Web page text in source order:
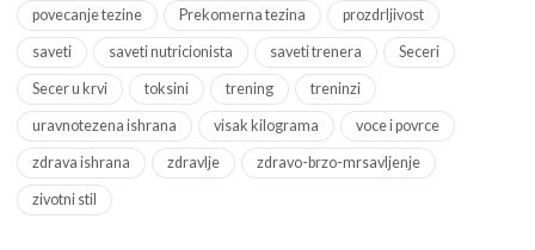
povecanje tezine Prekomerna tezina prozdrljivost
saveti saveti nutricionista saveti trenera Seceri
Secer u krvi toksini trening treninzi
uravnotezena ishrana visak kilograma voce i povrce
zdrava ishrana zdravlje zdravo-brzo-mrsavljenje
zivotni stil